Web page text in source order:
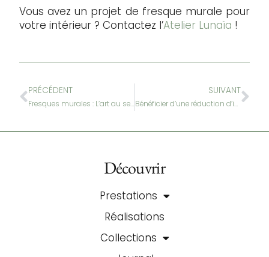
Vous avez un projet de fresque murale pour
votre intérieur ? Contactez l’Atelier Lunaïa !
PRÉCÉDENT
Fresques murales : L’art au service de la décoration d’intérieur
SUIVANT
Bénéficier d’une réduction d’impôt en investissant dans une fresque murale
Découvrir
Prestations
Réalisations
Collections